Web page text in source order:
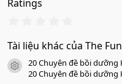
Ratings
0
0
s
a
o
Tài liệu khác của The
icon tài liệu
20 Chuyên đề bồi dưỡng
20 Chuyên đề bồi dưỡng